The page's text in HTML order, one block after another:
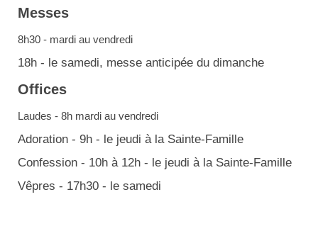
Messes
8h30 - mardi au vendredi
18h - le samedi, messe anticipée du dimanche
Offices
Laudes - 8h mardi au vendredi
Adoration - 9h - le jeudi à la Sainte-Famille
Confession - 10h à 12h - le jeudi à la Sainte-Famille
Vêpres - 17h30 - le samedi